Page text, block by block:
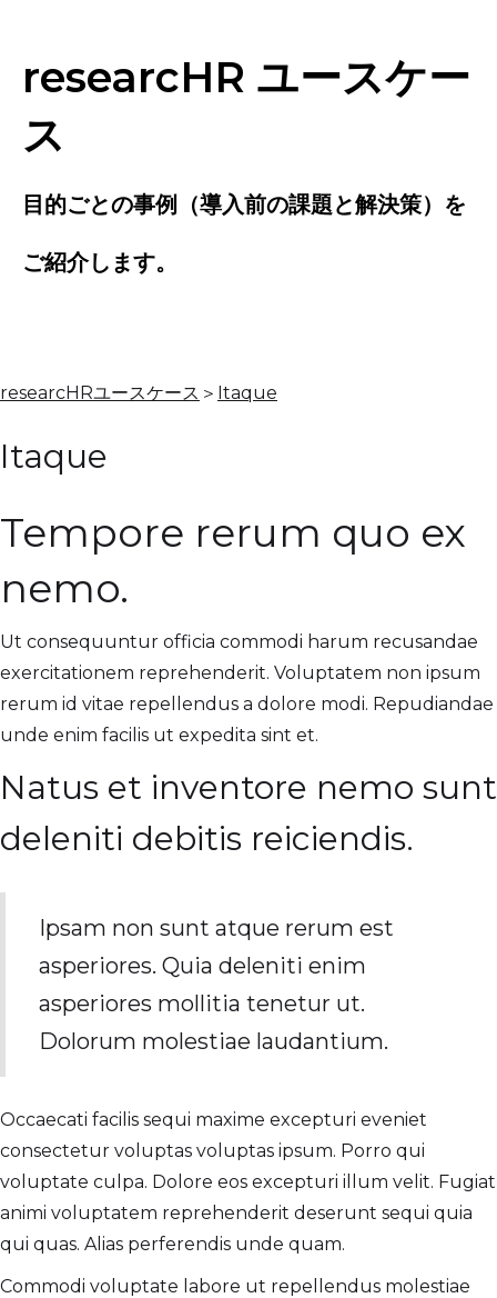
researcHR ユースケー
ス
目的ごとの事例（導入前の課題と解決策）を
ご紹介します。
researcHRユースケース ＞ Itaque
Itaque
Tempore rerum quo ex
nemo.
Ut consequuntur officia commodi harum recusandae
exercitationem reprehenderit. Voluptatem non ipsum
rerum id vitae repellendus a dolore modi. Repudiandae
unde enim facilis ut expedita sint et.
Natus et inventore nemo sunt
deleniti debitis reiciendis.
Ipsam non sunt atque rerum est
asperiores. Quia deleniti enim
asperiores mollitia tenetur ut.
Dolorum molestiae laudantium.
Occaecati facilis sequi maxime excepturi eveniet
consectetur voluptas voluptas ipsum. Porro qui
voluptate culpa. Dolore eos excepturi illum velit. Fugiat
animi voluptatem reprehenderit deserunt sequi quia
qui quas. Alias perferendis unde quam.
Commodi voluptate labore ut repellendus molestiae